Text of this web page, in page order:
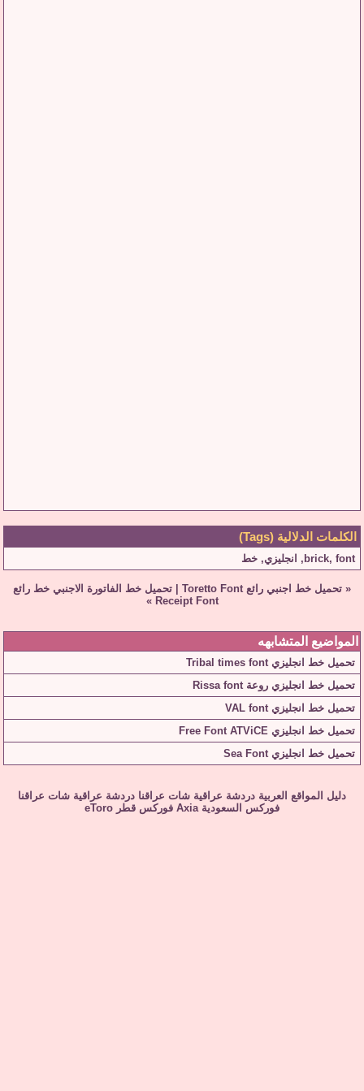
الكلمات الدلالية (Tags)
brick, font
, انجليزي, خط
« تحميل خط اجنبي رائع Toretto Font
تحميل خط الفاتورة الاجنبي خط رائع
Receipt Font
»
المواضيع المتشابهه
تحميل خط انجليزي Tribal times font
تحميل خط انجليزي روعة Rissa font
تحميل خط انجليزي VAL font
تحميل خط انجليزي Free Font ATViCE
تحميل خط انجليزي Sea Font
دليل المواقع العربية دردشة عراقية شات عراقنا دردشة عراقية شات عراقنا
فوركس السعودية Axia فوركس قطر eToro